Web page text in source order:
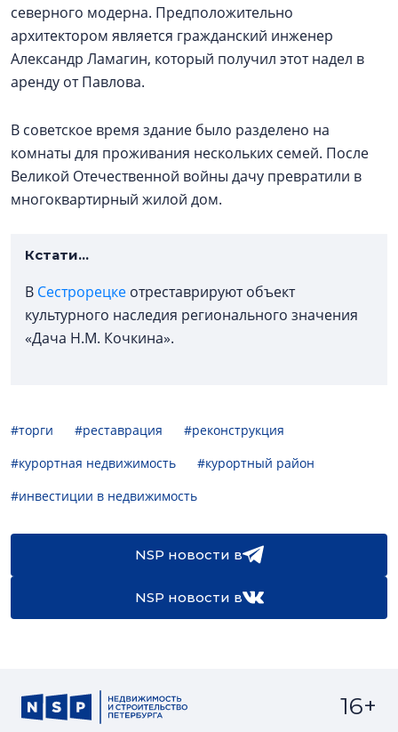
северного модерна. Предположительно
архитектором является гражданский инженер
Александр Ламагин, который получил этот надел в
аренду от Павлова.
В советское время здание было разделено на
комнаты для проживания нескольких семей. После
Великой Отечественной войны дачу превратили в
многоквартирный жилой дом.
Кстати...
В Сестрорецке отреставрируют объект
культурного наследия регионального значения
«Дача Н.М. Кочкина».
#торги #реставрация
#реконструкция
#курортная недвижимость
#курортный район
#инвестиции в недвижимость
NSP новости в
NSP новости в
16+